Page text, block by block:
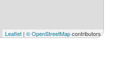
Leaflet | © OpenStreetMapcontributors